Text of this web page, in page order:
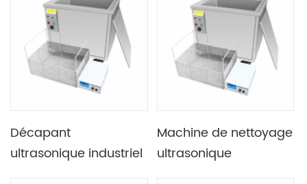
température
Décapant
ultrasonique industriel
Machine de nettoyage
ultrasonique